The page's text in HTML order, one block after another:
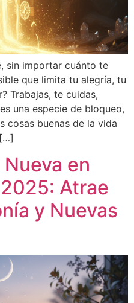
sin importar cuánto te
que limita tu alegría, tu
Trabajas, te cuidas,
una especie de bloqueo,
cosas buenas de la vida
en
Atrae
y Nuevas